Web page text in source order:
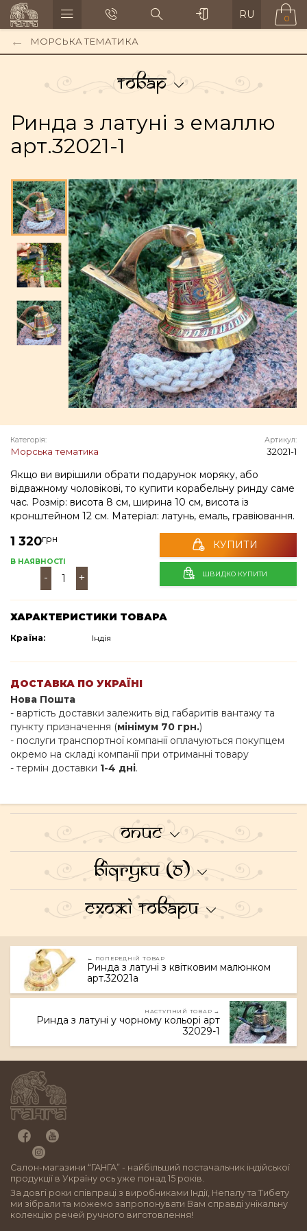
RU 0
МОРСЬКА ТЕМАТИКА
Товар
Ринда з латуні з емаллю
арт.32021-1
Категорія:
Морська тематика
Артикул:
32021-1
Якщо ви вирішили обрати подарунок моряку, або
відважному чоловікові, то купити корабельну ринду саме
час. Розмір: висота 8 см, ширина 10 см, висота із
кронштейном 12 см. Матеріал: латунь, емаль, гравіювання.
1 320грн
В НАЯВНОСТІ
- +
КУПИТИ
ШВИДКО КУПИТИ
ХАРАКТЕРИСТИКИ ТОВАРА
Країна: Індія
ДОСТАВКА ПО УКРАЇНІ
Нова Пошта
- вартість доставки залежить від габаритів вантажу та
пункту призначення (мінімум 70 грн.)
- послуги транспортної компанії оплачуються покупцем
окремо на складі компанії при отриманні товару
- термін доставки 1-4 дні.
Опис
Відгуки (0)
Схожі товари
← ПОПЕРЕДНІЙ ТОВАР
Ринда з латуні з квітковим малюнком
арт.32021a
НАСТУПНИЙ ТОВАР →
Ринда з латуні у чорному кольорі арт
32029-1
Салон-магазини “ГАНГА” - найбільший постачальник індійської
продукції в Україну ось уже понад 15 років.
За довгі роки співпраці з виробниками Індії, Непалу та Тибету
ми зібрали та можемо запропонувати Вам справді унікальну
колекцію речей ручного виготовлення!